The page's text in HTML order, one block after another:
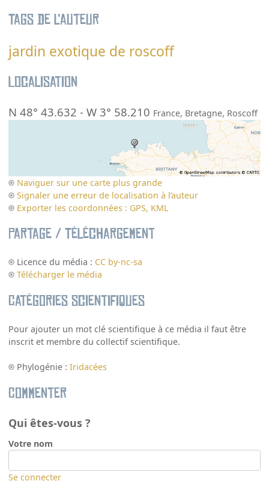
Tags de l’auteur
jardin exotique de roscoff
Localisation
N 48° 43.632 -W 3° 58.210 France, Bretagne, Roscoff
Naviguer sur une carte plus grande
Signaler une erreur de localisation à l’auteur
Exporter les coordonnées : GPS, KML
Partage / Téléchargement
Licence du média : CC by-nc-sa
Télécharger le média
Catégories scientifiques
Pour ajouter un mot clé scientifique à ce média il faut être
inscrit et membre du collectif scientifique.
Phylogénie :Iridacées
Commenter
Qui êtes-vous ?
Votre nom
Se connecter